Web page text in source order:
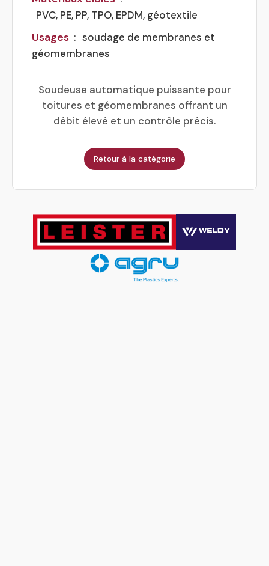
PVC, PE, PP, TPO, EPDM, géotextile
Usages : soudage de membranes et
géomembranes
Soudeuse automatique puissante pour
toitures et géomembranes offrant un
débit élevé et un contrôle précis.
Retour à la catégorie